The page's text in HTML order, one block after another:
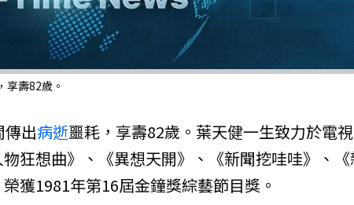
享壽82歲。
出病逝噩耗，享壽82歲。葉天健一生致力於電
狂想曲》、《異想天開》、《新聞挖哇哇》、
獲1981年第16屆金鐘獎綜藝節目獎。